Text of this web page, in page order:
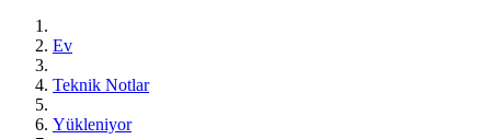
Ev
Teknik Notlar
Yükleniyor